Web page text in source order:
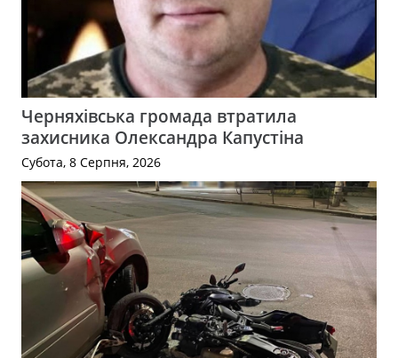
Черняхівська громада втратила
захисника Олександра Капустіна
Субота, 8 Серпня, 2026